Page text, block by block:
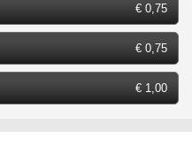
€ 0,75
€ 0,75
€ 1,00